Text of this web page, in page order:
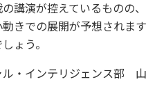
講演が控えているものの
きでの展開が予想されま
ょう。
・インテリジェンス部 山